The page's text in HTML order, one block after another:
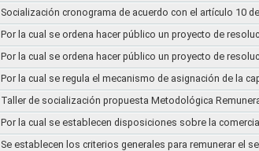
Socialización cronograma de acuerdo con el artículo 10
Por la cual se ordena hacer público un proyecto de
Por la cual se ordena hacer público un proyecto de
Por la cual se regula el mecanismo de asignación de la
Taller de socialización propuesta Metodológica
Por la cual se establecen disposiciones sobre la
Se establecen los criterios generales para remunerar el